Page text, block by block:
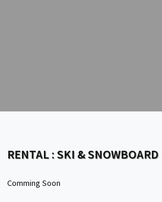
RENTAL : SKI & SNOWBOARD
Comming Soon